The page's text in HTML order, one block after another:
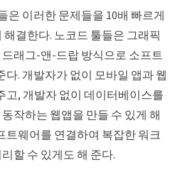
은 이러한 문제들을 10배 빠르게
결한다. 노코드 툴들은 그래픽
래그-앤-드랍 방식으로 소프트
다. 개발자가 없이 모바일 앱과 웹
고, 개발자 없이 데이터베이스를
작하는 웹앱을 만들 수 있게 해
트웨어를 연결하여 복잡한 워크
할 수 있게도 해 준다.